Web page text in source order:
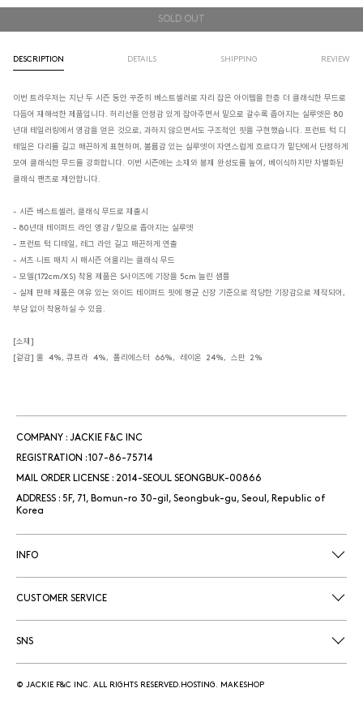
SOLD OUT
DESCRIPTION DETAILS SHIPPING REVIEW
이번 트라우저는 지난 두 시즌 동안 꾸준히 베스트셀러로 자리 잡은 아이템을 한층 더 클래식한 무드로
다듬어 재해석한 제품입니다. 허리선을 안정감 있게 잡아주면서 밑으로 갈수록 좁아지는 실루엣은 80
년대 테일러링에서 영감을 얻은 것으로, 과하지 않으면서도 구조적인 핏을 구현했습니다. 프런트 턱 디
테일은 다리를 길고 매끈하게 표현하며, 볼륨감 있는 실루엣이 자연스럽게 흐르다가 밑단에서 단정하게
모여 클래식한 무드를 강화합니다. 이번 시즌에는 소재와 봉제 완성도를 높여, 베이식하지만 차별화된
클래식 팬츠로 제안합니다.
- 시즌 베스트셀러, 클래식 무드로 재출시
- 80년대 테이퍼드 라인 영감 / 밑으로 좁아지는 실루엣
- 프런트 턱 디테일, 레그 라인 길고 매끈하게 연출
- 셔츠·니트 매치 시 매시즌 어울리는 클래식 무드
- 모델(172cm/XS) 착용 제품은 S사이즈에 기장을 5cm 늘린 샘플
- 실제 판매 제품은 여유 있는 와이드 테이퍼드 핏에 평균 신장 기준으로 적당한 기장감으로 제작되어,
부담 없이 착용하실 수 있음.
[소재]
[겉감] 울 4%, 큐프라 4%, 폴리에스터 66%, 레이온 24%, 스판 2%
COMPANY : JACKIE F&C INC
REGISTRATION : 107-86-75714
MAIL ORDER LICENSE : 2014-SEOUL SEONGBUK-00866
ADDRESS : 5F, 71, Bomun-ro 30-gil, Seongbuk-gu, Seoul, Republic of
Korea
INFO
CUSTOMER SERVICE
SNS
© JACKIE F&C INC. ALL RIGHTS RESERVED.HOSTING. MAKESHOP